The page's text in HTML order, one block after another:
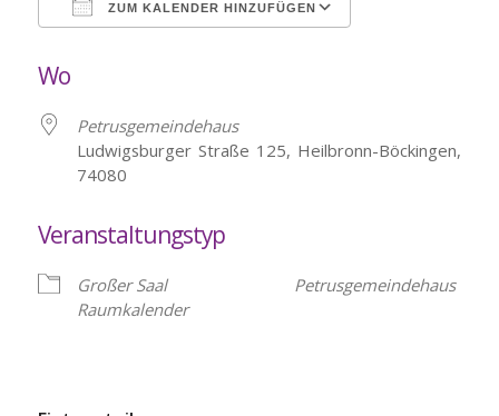
ZUM KALENDER HINZUFÜGEN
Wo
Petrusgemeindehaus
Ludwigsburger Straße 125, Heilbronn-Böckingen,
74080
Veranstaltungstyp
Großer Saal
Petrusgemeindehaus
Raumkalender